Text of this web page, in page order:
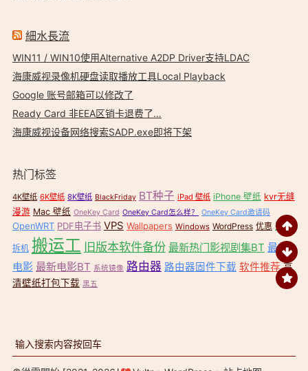
細水長流
WIN11 / WIN10使用Alternative A2DP Driver支持LDAC
海康威视录像机硬盘读取播放工具Local Playback
Google 账号邮箱可以修改了
Ready Card 非EEA区销卡退费了…
海康威视设备网络搜索SADP.exe即将下架
热门标签
4K壁纸 6K壁纸 8K壁纸 BlackFriday BT种子 iPad 壁纸 iPhone 壁纸 kvr无缝
漫游 Mac 壁纸 OneKey Card OneKey Card怎么样？ OneKey Card邀请码
OpenWRT PDF电子书 VPS Wallpapers Windows WordPress 优惠 壁纸
拆机 搬运工 旧版本软件备份 最新热门影视剧集BT 最新
电影 最新电影BT 系统镜像 路由器 路由器固件下载 软件推荐 高
清壁纸打包下载 黑五